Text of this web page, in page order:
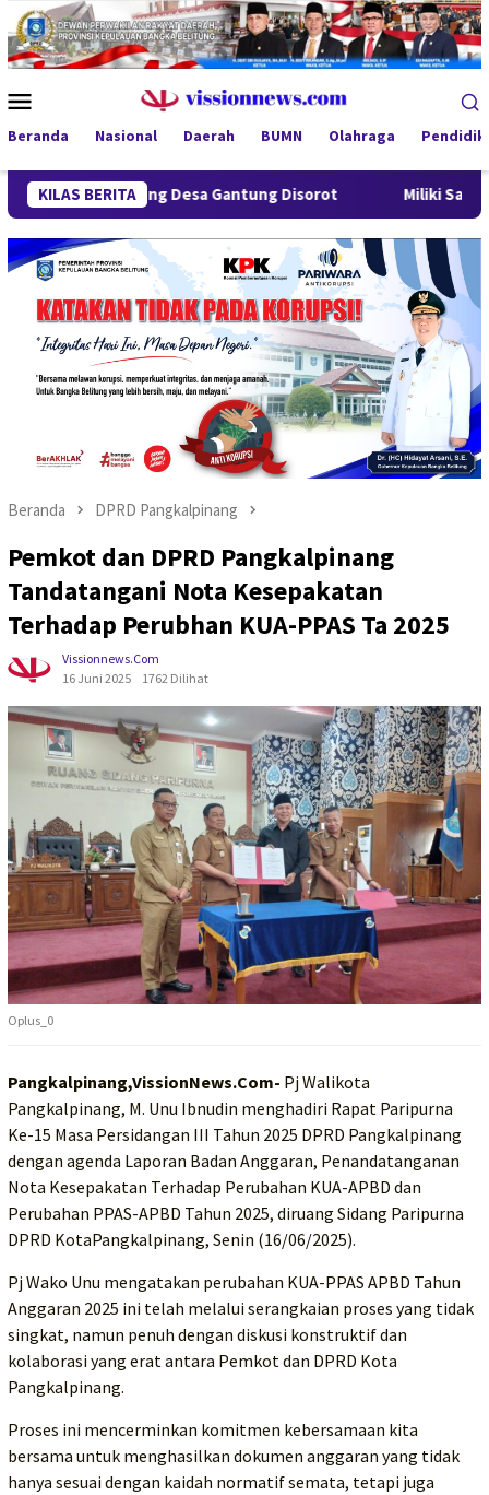
Loncat
ke
konten
Mobile
Beranda Nasional Daerah BUMN Olahraga
KILAS BERITA
Desa Gantung Disorot Miliki Sabu 50 Gram,
Beranda DPRD Pangkalpinang
Pemkot dan DPRD Pangkalpinang
Tandatangani Nota Kesepakatan
Terhadap Perubhan KUA-PPAS Ta 2025
Vissionnews.com
16 Juni 2025
1762 Dilihat
Oplus_0
Pangkalpinang,VissionNews.Com- Pj Walikota
Pangkalpinang, M. Unu Ibnudin menghadiri Rapat Paripurna
Ke-15 Masa Persidangan III Tahun 2025 DPRD Pangkalpinang
dengan agenda Laporan Badan Anggaran, Penandatanganan
Nota Kesepakatan Terhadap Perubahan KUA-APBD dan
Perubahan PPAS-APBD Tahun 2025, diruang Sidang Paripurna
DPRD KotaPangkalpinang, Senin (16/06/2025).
Pj Wako Unu mengatakan perubahan KUA-PPAS APBD Tahun
Anggaran 2025 ini telah melalui serangkaian proses yang tidak
singkat, namun penuh dengan diskusi konstruktif dan
kolaborasi yang erat antara Pemkot dan DPRD Kota
Pangkalpinang.
Proses ini mencerminkan komitmen kebersamaan kita
bersama untuk menghasilkan dokumen anggaran yang tidak
hanya sesuai dengan kaidah normatif semata, tetapi juga